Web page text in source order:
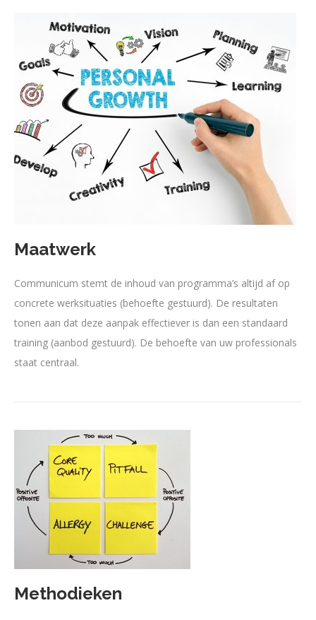
Maatwerk
Communicum stemt de inhoud van programma’s altijd af op
concrete werksituaties (behoefte gestuurd). De resultaten
tonen aan dat deze aanpak effectiever is dan een standaard
training (aanbod gestuurd). De behoefte van uw professionals
staat centraal.
Methodieken